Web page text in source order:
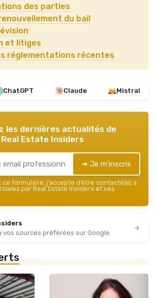
des parties
du bail
et litiges
réglementations récentes
ChatGPT Claude Mistral
les dernières actualités de
Real Estate Insiders
➔ Je m'inscris
formulaire, j’accepte d’être contacté(e) à
par Real Estate Insiders et ses
vos sources préférées sur Google